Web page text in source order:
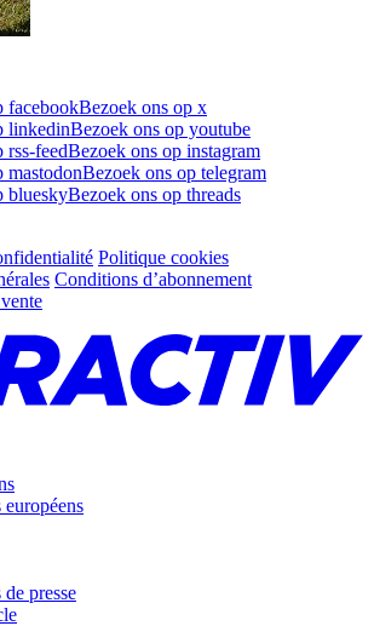
facebookBezoek ons op x
linkedinBezoek ons op youtube
rss-feedBezoek ons op instagram
mastodonBezoek ons op telegram
blueskyBezoek ons op threads
Politique cookies
Conditions d’abonnement
presse